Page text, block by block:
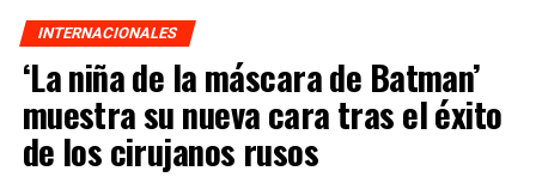
INTERNACIONALES
‘La niña de la máscara de Batman’
muestra su nueva cara tras el éxito
de los cirujanos rusos